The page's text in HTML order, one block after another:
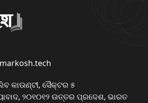
କାଉଣ୍ଟୀ, ସୈକ୍ଟର ୫
୨୦୧୦୧୨ ଉତ୍ତର ପ୍ରଦେଶ, ଭାରତ